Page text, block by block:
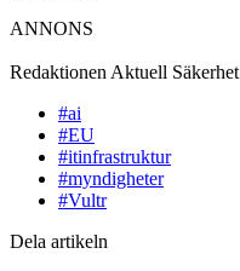
ANNONS
RedaktionenAktuell Säkerhet
#ai
#EU
#itinfrastruktur
#myndigheter
#Vultr
Dela artikeln